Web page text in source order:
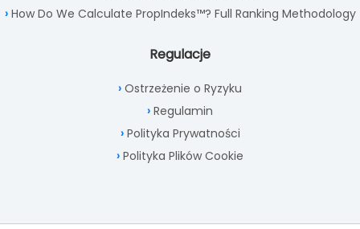
How Do We Calculate PropIndeks™? Full Ranking Methodology
Regulacje
Ostrzeżenie o Ryzyku
Regulamin
Polityka Prywatności
Polityka Plików Cookie